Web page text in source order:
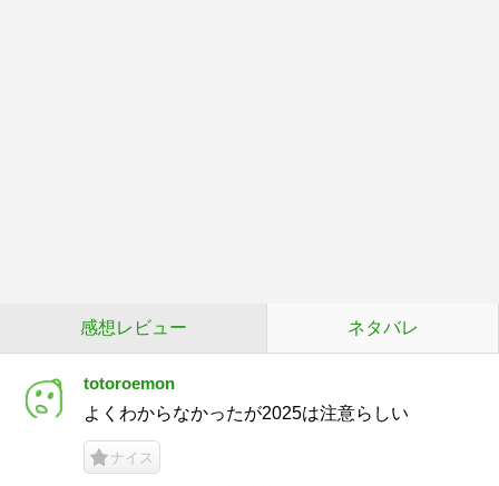
感想レビュー ネタバレ
totoroemon
よくわからなかったが2025は注意らしい
ナイス